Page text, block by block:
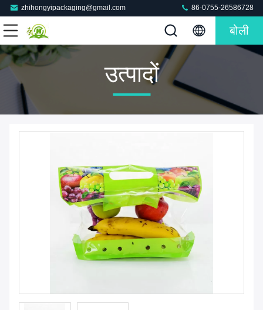
zhihongyipackaging@gmail.com 86-0755-26586728
बोली
उत्पादों